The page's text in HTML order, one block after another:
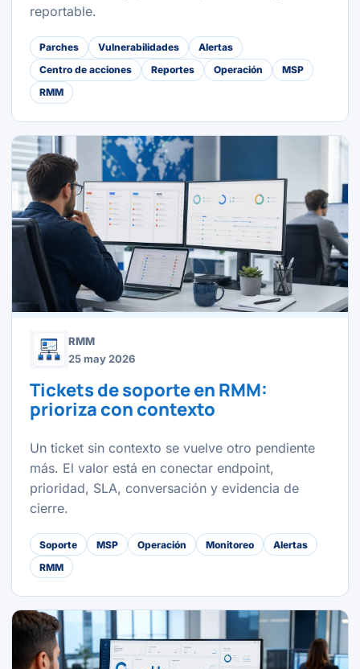
reportable.
Parches Vulnerabilidades
Alertas
Centro de acciones
Reportes Operación
MSP
RMM
RMM
25 may 2026
Tickets de soporte en RMM:
prioriza con contexto
Un ticket sin contexto se vuelve otro pendiente
más. El valor está en conectar endpoint,
prioridad, SLA, conversación y evidencia de
cierre.
Soporte MSP Operación Monitoreo
Alertas
RMM